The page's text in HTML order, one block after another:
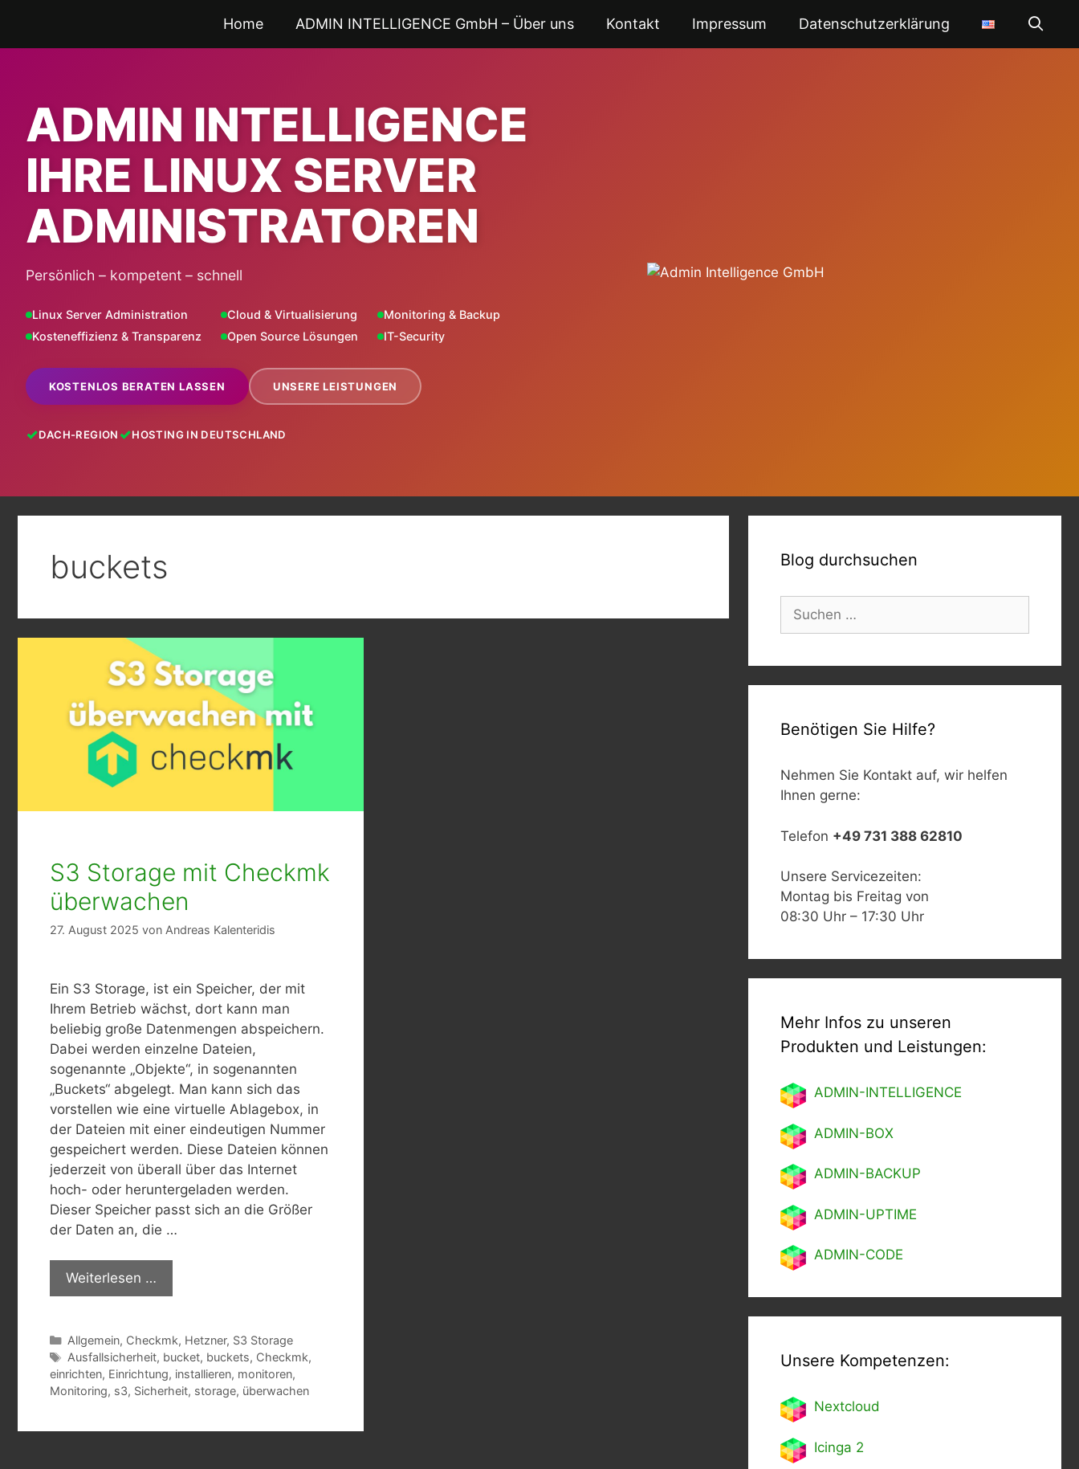
springen
Home ADMIN INTELLIGENCE GmbH – Über uns Kontakt Impressum Datenschutzerklärung
ADMIN INTELLIGENCE
IHRE LINUX SERVER
ADMINISTRATOREN
Persönlich – kompetent – schnell
Linux Server Administration Cloud & Virtualisierung
Monitoring & Backup
Kosteneffizienz & Transparenz
Open Source Lösungen IT-Security
KOSTENLOS BERATEN LASSEN UNSERE LEISTUNGEN
DACH-REGION HOSTING IN DEUTSCHLAND
buckets
S3 Storage mit Checkmk
überwachen
27. August 2025 von Andreas Kalenteridis
Ein S3 Storage, ist ein Speicher, der mit
Ihrem Betrieb wächst, dort kann man
beliebig große Datenmengen abspeichern.
Dabei werden einzelne Dateien,
sogenannte „Objekte“, in sogenannten
„Buckets“ abgelegt. Man kann sich das
vorstellen wie eine virtuelle Ablagebox, in
der Dateien mit einer eindeutigen Nummer
gespeichert werden. Diese Dateien können
jederzeit von überall über das Internet
hoch- oder heruntergeladen werden.
Dieser Speicher passt sich an die Größer
der Daten an, die …
Weiterlesen …
Kategorien
Allgemein, Checkmk, Hetzner, S3 Storage
Schlagwörter
Ausfallsicherheit, bucket, buckets, Checkmk,
einrichten, Einrichtung, installieren, monitoren,
Monitoring, s3, Sicherheit, storage, überwachen
Blog durchsuchen
Suchen
nach:
Benötigen Sie Hilfe?
Nehmen Sie Kontakt auf, wir helfen
Ihnen gerne:
Telefon +49 731 388 62810
Unsere Servicezeiten:
Montag bis Freitag von
08:30 Uhr – 17:30 Uhr
Mehr Infos zu unseren
Produkten und Leistungen:
ADMIN-INTELLIGENCE
ADMIN-BOX
ADMIN-BACKUP
ADMIN-UPTIME
ADMIN-CODE
Unsere Kompetenzen:
Nextcloud
Icinga 2